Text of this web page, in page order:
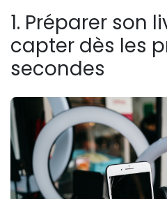
1. Préparer son
capter dès les
secondes